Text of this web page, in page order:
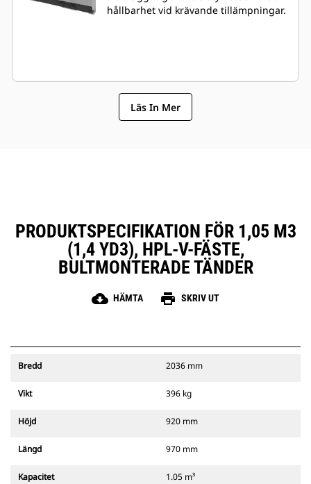
hållbarhet vid krävande tillämpningar.
Läs In Mer
PRODUKTSPECIFIKATION FÖR 1,05 M3
(1,4 YD3), HPL-V-FÄSTE,
BULTMONTERADE TÄNDER
cloud_download HÄMTA print SKRIV UT
Bredd 2036 mm
Vikt 396 kg
Höjd 920 mm
Längd 970 mm
Kapacitet 1.05 m³